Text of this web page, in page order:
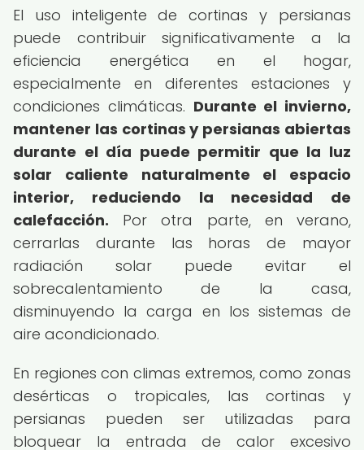
El uso inteligente de cortinas y persianas
puede contribuir significativamente a la
eficiencia energética en el hogar,
especialmente en diferentes estaciones y
condiciones climáticas. Durante el invierno,
mantener las cortinas y persianas abiertas
durante el día puede permitir que la luz
solar caliente naturalmente el espacio
interior, reduciendo la necesidad de
calefacción. Por otra parte, en verano,
cerrarlas durante las horas de mayor
radiación solar puede evitar el
sobrecalentamiento de la casa,
disminuyendo la carga en los sistemas de
aire acondicionado.
En regiones con climas extremos, como zonas
desérticas o tropicales, las cortinas y
persianas pueden ser utilizadas para
bloquear la entrada de calor excesivo